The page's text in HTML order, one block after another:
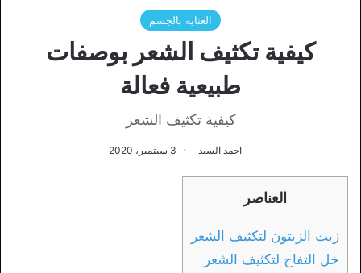
العناية بالجسم
كيفية تكثيف الشعر بوصفات
طبيعية فعالة
كيفية تكثيف الشعر
احمد السيد 3 سبتمبر، 2020
العناصر
زيت الزيتون لتكثيف الشعر
خل التفاح لتكثيف الشعر